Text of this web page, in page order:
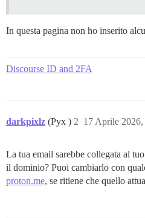
In questa pagina non ho inserito
Discourse ID and 2FA
darkpixlz (Pyx ) 17 Aprile
2
La tua email sarebbe collegata al
il dominio? Puoi cambiarlo con
proton.me, se ritiene che quello